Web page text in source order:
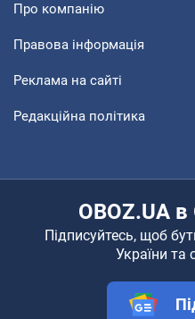
Про компанію
Правова інформація
Реклама на сайті
Редакційна політика
OBOZ.UA
Підписуйтесь, щоб
України та